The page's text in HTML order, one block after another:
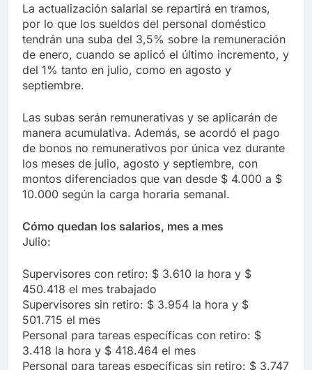
La actualización salarial se repartirá en tramos,
por lo que los sueldos del personal doméstico
tendrán una suba del 3,5% sobre la remuneración
de enero, cuando se aplicó el último incremento, y
del 1% tanto en julio, como en agosto y
septiembre.
Las subas serán remunerativas y se aplicarán de
manera acumulativa. Además, se acordó el pago
de bonos no remunerativos por única vez durante
los meses de julio, agosto y septiembre, con
montos diferenciados que van desde $ 4.000 a $
10.000 según la carga horaria semanal.
Cómo quedan los salarios, mes a mes
Julio:
Supervisores con retiro: $ 3.610 la hora y $
450.418 el mes trabajado
Supervisores sin retiro: $ 3.954 la hora y $
501.715 el mes
Personal para tareas específicas con retiro: $
3.418 la hora y $ 418.464 el mes
Personal para tareas específicas sin retiro: $ 3.747